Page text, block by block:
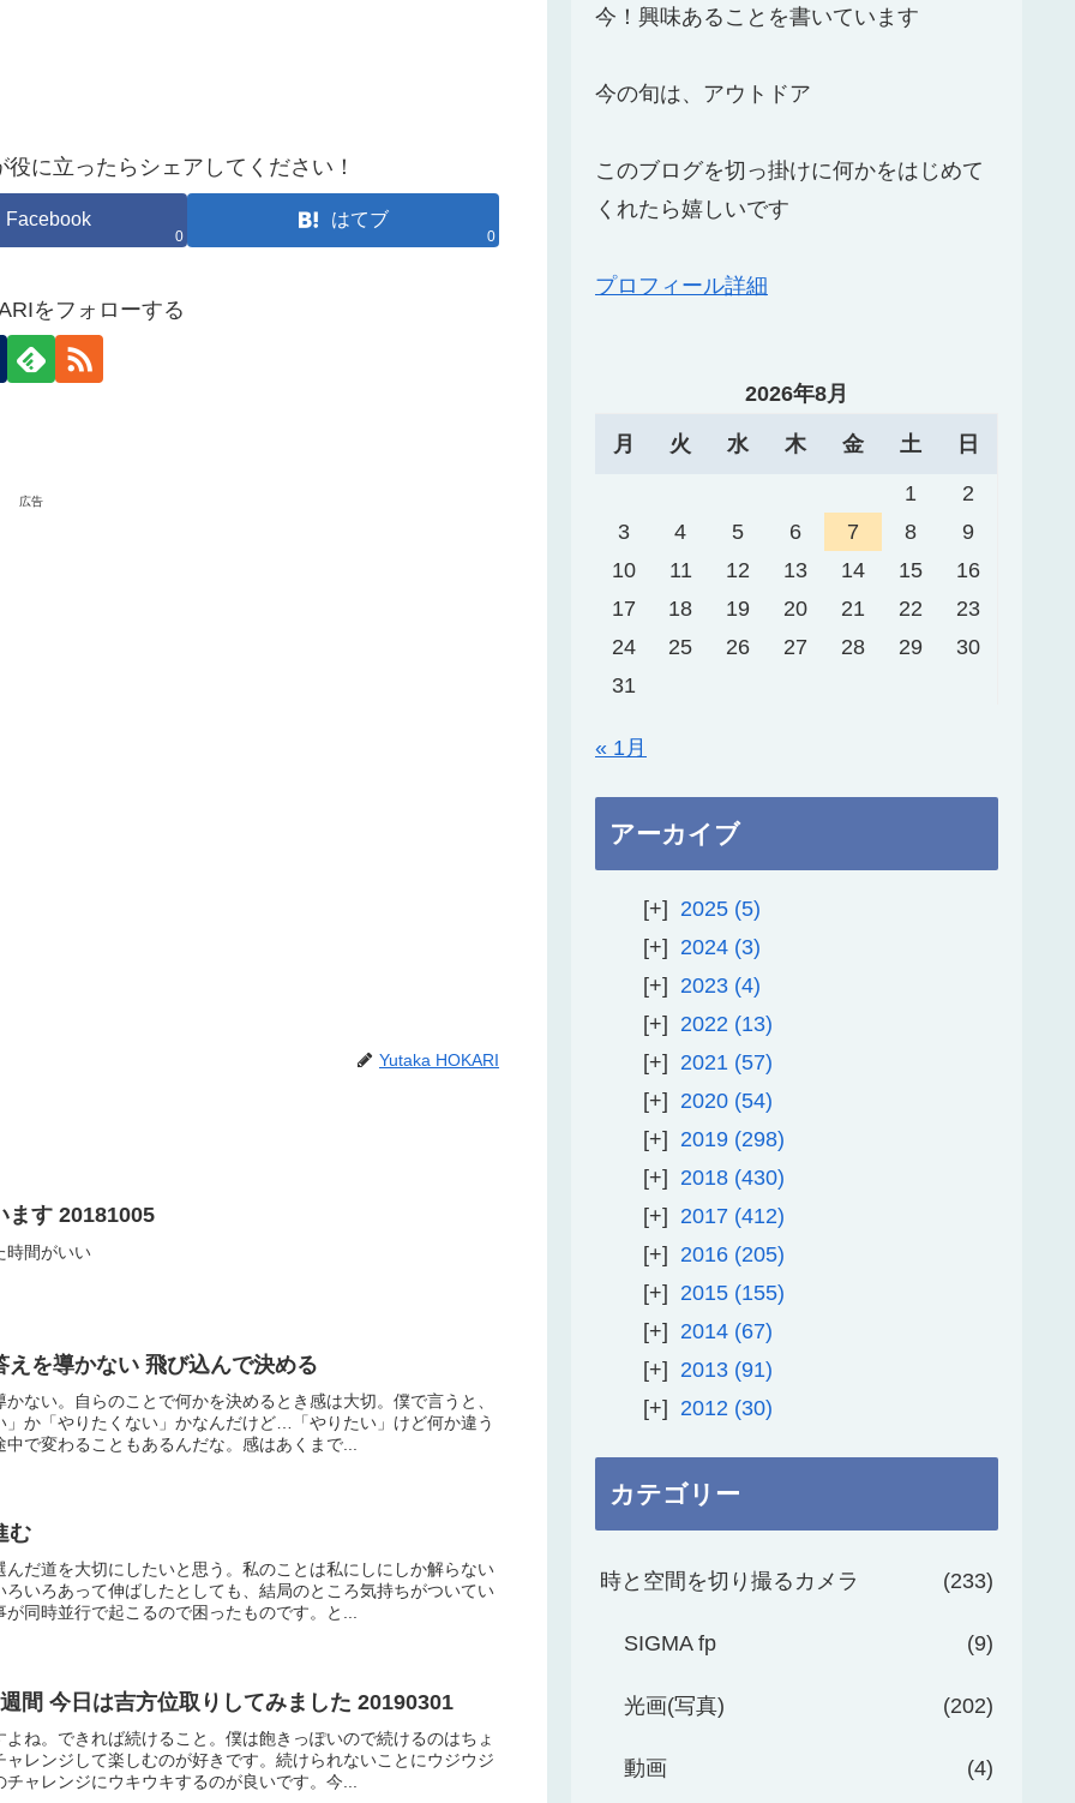
に立ったらシェアしてください！
Facebook
0
はてブ
0
をフォローする
広告
Yutaka HOKARI
ます 20181005
時間がいい
を導かない 飛び込んで決める
ない。自らのことで何かを決めるとき感は大切。僕で言うと、
」か「やりたくない」かなんだけど…「やりたい」けど何か違う
で変わることもあるんだな。感はあくまで...
む
だ道を大切にしたいと思う。私のことは私にしにしか解らない
いろあって伸ばしたとしても、結局のところ気持ちがついてい
同時並行で起こるので困ったものです。と...
間 今日は吉方位取りしてみました 20190301
ね。できれば続けること。僕は飽きっぽいので続けるのはちょ
レンジして楽しむのが好きです。続けられないことにウジウジ
ャレンジにウキウキするのが良いです。今...
今！興味あることを書いています
今の旬は、アウトドア
このブログを切っ掛けに何かをはじめて
くれたら嬉しいです
プロフィール詳細
2026年8月
月 火 水 木 金 土 日
1
2
3
4 5 6 7 8
9
10
11 12 13 14 15
16
17
18 19 20 21 22
23
24
25 26 27 28 29
30
31
« 1月
アーカイブ
2025 5
2024 3
2023 4
2022
13
2021
57
2020 54
2019 298
2018 430
2017 412
2016 205
2015 155
2014 67
2013 91
2012
30
カテゴリー
時と空間を切り撮るカメラ 233
SIGMA fp 9
光画(写真) 202
動画 4